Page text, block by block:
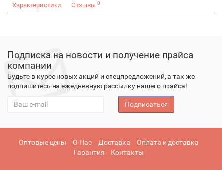
Характеристики Отзывы 0
Подписка на новости и получение прайса
компании
Будьте в курсе новых акций и спецпредложений, а так же
подпишитесь на ежедневную рассылку нашего прайса!
Подписаться
Оптовые цены О Нас Доставка
Оплата и доставка
Гарантия
Контакты